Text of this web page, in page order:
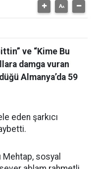
ve “Kime Bu
damga vuran
Almanya’da 59
eden şarkıcı
Mehtap, sosyal